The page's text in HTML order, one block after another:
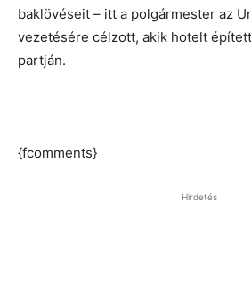
baklövéseit – itt a polgármester az
vezetésére célzott, akik hotelt
partján.
{fcomments}
Hirdetés